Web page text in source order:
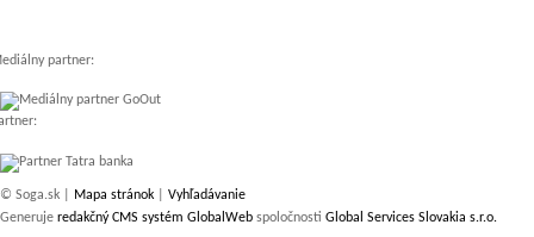
partner:
© Soga.sk | Mapa stránok
Vyhľadávanie
Generuje redakčný CMS systém GlobalWeb spoločnosti Global Services Slovakia s.r.o.